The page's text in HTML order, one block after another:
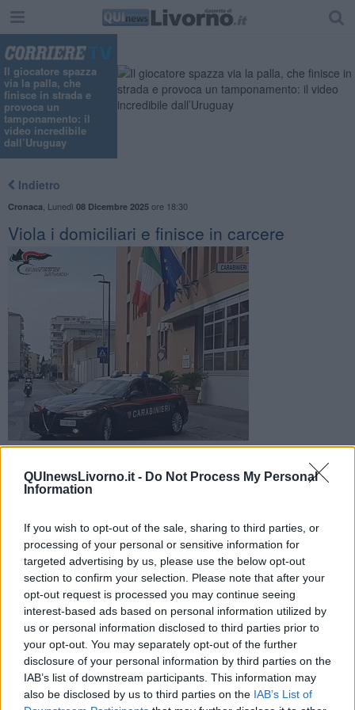
QUInewsLivorno.it - Do Not Process My Personal
Information
If you wish to opt-out of the sale, sharing to third parties, or
processing of your personal or sensitive information for
targeted advertising by us, please use the below opt-out
section to confirm your selection. Please note that after your
opt-out request is processed you may continue seeing
interest-based ads based on personal information utilized by
us or personal information disclosed to third parties prior to
your opt-out. You may separately opt-out of the further
disclosure of your personal information by third parties on the
IAB’s list of downstream participants. This information may
also be disclosed by us to third parties on the IAB’s List of
Il giocatore spazza
via la palla, che
finisce in strada e
provoca un
tamponamento: il
video incredibile
dall’Uruguay
Indietro
Cronaca Lunedì 08 Dicembre 2025ore 18:30
Viola i domiciliari e finisce in carcere
dall'autorità giudiziaria. Per lui è scattato l'arresto
COLLESALVETTI —Un 30enne è stato arrestato dai carabinieri
della Stazione di Stagno.
Come riferito dai carabinieri in una nota, l'uomo da circa un mese
era sottoposto agli arresti domiciliari con controllo elettronico
perché gravemente indiziato di reati contro la persona.